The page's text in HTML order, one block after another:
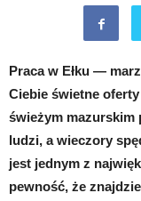
Praca w Ełku —
Ciebie świetne
świeżym mazurskim
ludzi, a wieczory
jest jednym z
pewność, że